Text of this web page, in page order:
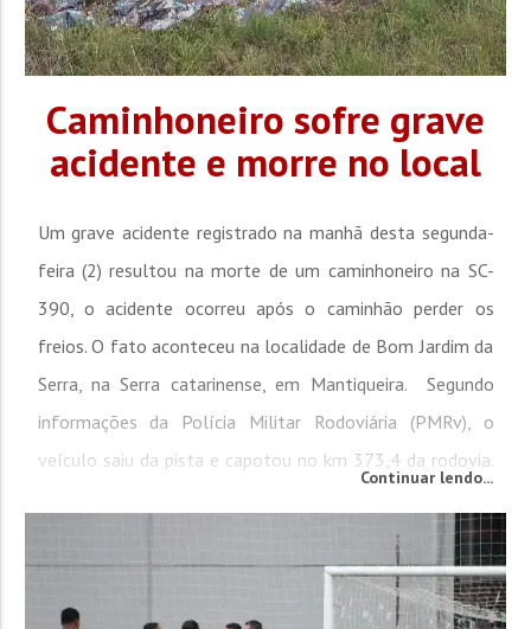
Caminhoneiro sofre grave
acidente e morre no local
Um grave acidente registrado na manhã desta segunda-
feira (2) resultou na morte de um caminhoneiro na SC-
390, o acidente ocorreu após o caminhão perder os
freios. O fato aconteceu na localidade de Bom Jardim da
Serra, na Serra catarinense, em Mantiqueira. Segundo
informações da Polícia Militar Rodoviária (PMRv), o
veículo saiu da pista e capotou no km 373,4 da rodovia.
Continuar lendo...